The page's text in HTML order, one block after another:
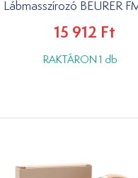
Lábmasszírozó BEURER
15 912 Ft
RAKTÁRON 1 db